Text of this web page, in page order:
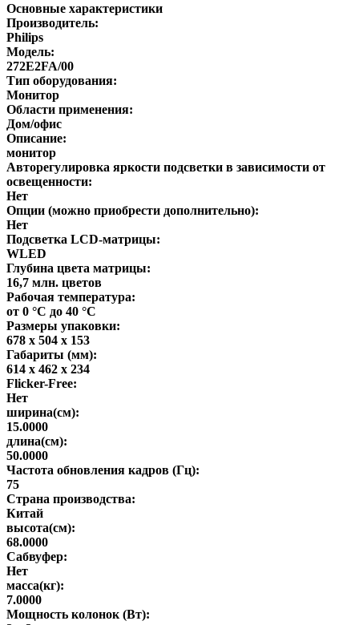
Основные характеристики
Производитель:
Philips
Модель:
272E2FA/00
Тип оборудования:
Монитор
Области применения:
Дом/офис
Описание:
монитор
Авторегулировка яркости подсветки в зависимости от
освещенности:
Нет
Опции (можно приобрести дополнительно):
Нет
Подсветка LCD-матрицы:
WLED
Глубина цвета матрицы:
16,7 млн. цветов
Рабочая температура:
от 0 °C до 40 °C
Размеры упаковки:
678 x 504 x 153
Габариты (мм):
614 x 462 x 234
Flicker-Free:
Нет
ширина(см):
15.0000
длина(см):
50.0000
Частота обновления кадров (Гц):
75
Страна производства:
Китай
высота(см):
68.0000
Сабвуфер:
Нет
масса(кг):
7.0000
Мощность колонок (Вт):